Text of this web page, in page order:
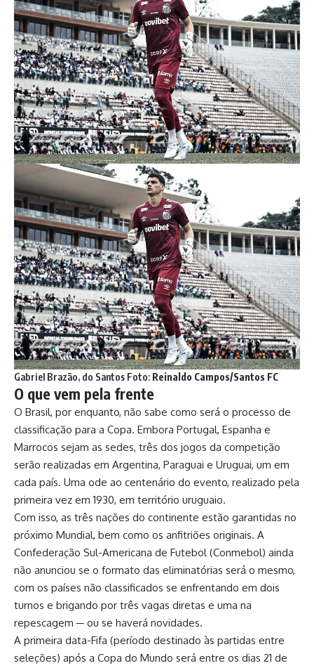
Gabriel Brazão, do Santos Foto: Reinaldo Campos/Santos FC
O que vem pela frente
O Brasil, por enquanto, não sabe como será o processo de
classificação para a Copa. Embora Portugal, Espanha e
Marrocos sejam as sedes, três dos jogos da competição
serão realizadas em Argentina, Paraguai e Uruguai, um em
cada país. Uma ode ao centenário do evento, realizado pela
primeira vez em 1930, em território uruguaio.
Com isso, as três nações do continente estão garantidas no
próximo Mundial, bem como os anfitriões originais. A
Confederação Sul-Americana de Futebol (Conmebol) ainda
não anunciou se o formato das eliminatórias será o mesmo,
com os países não classificados se enfrentando em dois
turnos e brigando por três vagas diretas e uma na
repescagem ─ ou se haverá novidades.
A primeira data-Fifa (período destinado às partidas entre
seleções) após a Copa do Mundo será entre os dias 21 de